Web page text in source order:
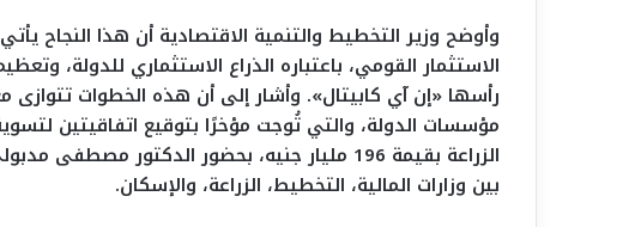
وأوضح وزير التخطيط والتنمية الاقتصادية أن هذا النجاح
الاستثمار القومي، باعتباره الذراع الاستثماري للدولة،
رأسها «إن آي كابيتال». وأشار إلى أن هذه الخطوات
مؤسسات الدولة، والتي تُوجت مؤخرًا بتوقيع اتفاقيتين
الزراعة بقيمة 196 مليار جنيه، بحضور الدكتور
بين وزارات المالية، التخطيط، الزراعة، والإسكان.